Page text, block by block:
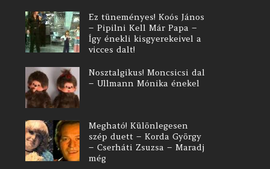
Ez tüneményes! Koós János
– Pipilni Kell Már Papa –
Így énekli kisgyerekeivel a
vicces dalt!
Nosztalgikus! Moncsicsi dal
– Ullmann Mónika énekel
Megható! Különlegesen
szép duett – Korda György
– Cserháti Zsuzsa – Maradj
még